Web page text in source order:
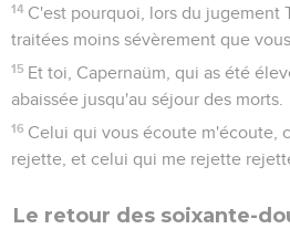
14 C'est pourquoi, lors du jugement
traitées moins sévèrement que vous.
15 Et toi, Capernaüm, qui as été
abaissée jusqu'au séjour des morts.
16 Celui qui vous écoute m'écoute,
rejette, et celui qui me rejette
Le retour des soixante-